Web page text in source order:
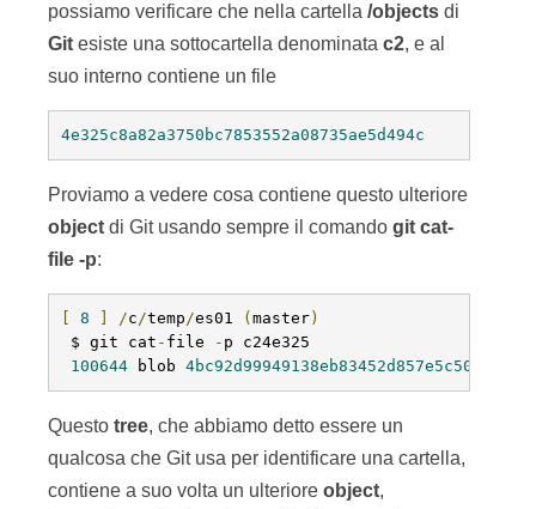
possiamo verificare che nella cartella /objects di
Git esiste una sottocartella denominata c2, e al
suo interno contiene un file
4e325c8a82a3750bc7853552a08735ae5d494c
Proviamo a vedere cosa contiene questo ulteriore
object di Git usando sempre il comando git cat-
file -p:
8 /c/temp/es01 ( master)
$ git cat - file - p c24e325
100644 blob
Questo tree, che abbiamo detto essere un
qualcosa che Git usa per identificare una cartella,
contiene a suo volta un ulteriore object,